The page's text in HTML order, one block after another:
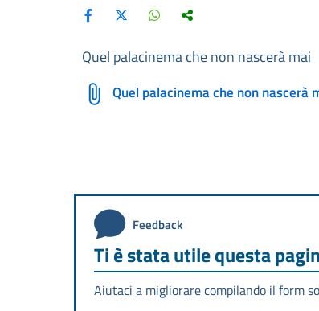
Quel palacinema che non nascerà mai
Quel palacinema che non nascerà
Feedback
Ti è stata utile questa
Aiutaci a migliorare compilando il form